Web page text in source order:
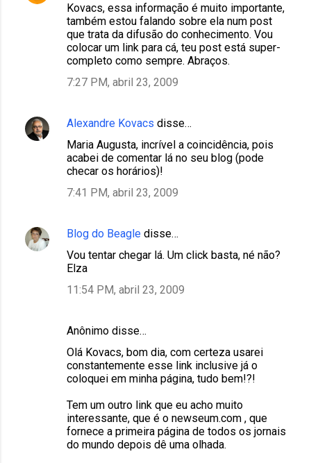
Kovacs, essa informação é muito importante,
também estou falando sobre ela num post
que trata da difusão do conhecimento. Vou
colocar um link para cá, teu post está super-
completo como sempre. Abraços.
7:27 PM, abril 23, 2009
Alexandre Kovacs disse…
Maria Augusta, incrível a coincidência, pois
acabei de comentar lá no seu blog (pode
checar os horários)!
7:41 PM, abril 23, 2009
Blog do Beagle disse…
Vou tentar chegar lá. Um click basta, né não?
Elza
11:54 PM, abril 23, 2009
Anônimo disse…
Olá Kovacs, bom dia, com certeza usarei
constantemente esse link inclusive já o
coloquei em minha página, tudo bem!?!
Tem um outro link que eu acho muito
interessante, que é o newseum.com , que
fornece a primeira página de todos os jornais
do mundo depois dê uma olhada.